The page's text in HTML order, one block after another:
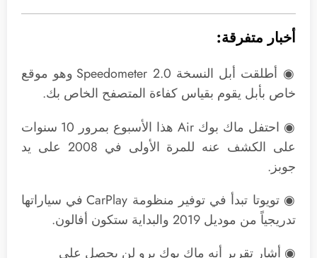
أخبار متفرقة:
◉ أطلقت أبل النسخة Speedometer 2.0 وهو موقع
خاص بأبل يقوم بقياس كفاءة المتصفح الخاص بك.
◉ احتفل ماك بوك Air هذا الأسبوع بمرور 10 سنوات
على الكشف عنه للمرة الأولى في 2008 على يد
جوبز.
◉ تويوتا تبدأ في توفير منظومة CarPlay في سياراتها
تدريجياً من موديل 2019 والبداية ستكون أفالون.
◉ أشار تقرير أنه ماك بوك برو لن يحصل على